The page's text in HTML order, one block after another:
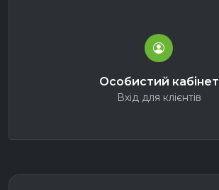
Особистий кабінет
Вхід для клієнтів